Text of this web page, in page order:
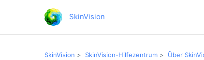
SkinVision
SkinVision SkinVision-Hilfezentrum Über